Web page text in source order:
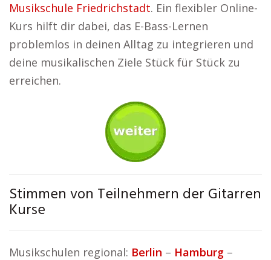
Musikschule Friedrichstadt. Ein flexibler Online-
Kurs hilft dir dabei, das E-Bass-Lernen
problemlos in deinen Alltag zu integrieren und
deine musikalischen Ziele Stück für Stück zu
erreichen.
Stimmen von Teilnehmern der Gitarren
Kurse
Musikschulen regional: Berlin – Hamburg –